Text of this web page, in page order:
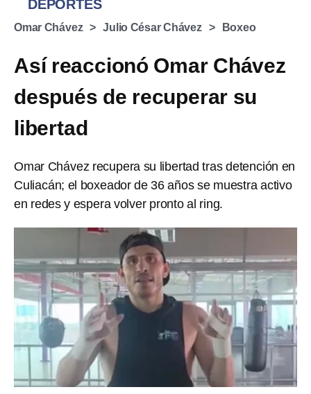
DEPORTES
Omar Chávez Julio César Chávez Boxeo
Así reaccionó Omar Chávez
después de recuperar su
libertad
Omar Chávez recupera su libertad tras detención en
Culiacán; el boxeador de 36 años se muestra activo
en redes y espera volver pronto al ring.